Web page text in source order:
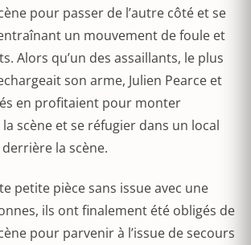
pour passer de l’autre côté et se
un mouvement de foule et
Alors qu’un des assaillants, le plus
son arme, Julien Pearce et
en profitaient pour monter
scène et se réfugier dans un local
la scène.
petite pièce sans issue avec une
ils ont finalement été obligés de
pour parvenir à l’issue de secours